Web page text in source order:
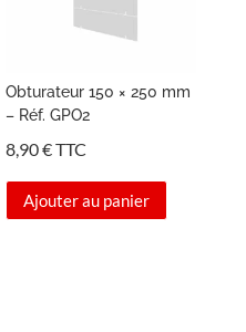
Obturateur 150 × 250 mm
– Réf. GPO2
8,90€TTC
Ajouter au panier